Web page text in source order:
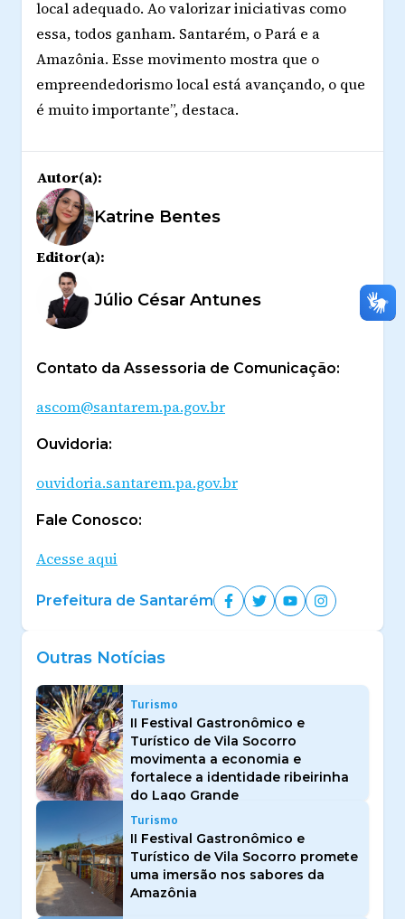
local adequado. Ao valorizar iniciativas como
essa, todos ganham. Santarém, o Pará e a
Amazônia. Esse movimento mostra que o
empreendedorismo local está avançando, o que
é muito importante”, destaca.
Autor(a):
Katrine Bentes
Editor(a):
Júlio César Antunes
Contato da Assessoria de Comunicação:
ascom@santarem.pa.gov.br
Ouvidoria:
ouvidoria.santarem.pa.gov.br
Fale Conosco:
Acesse aqui
Prefeitura de Santarém
Outras Notícias
Turismo
II Festival Gastronômico e
Turístico de Vila Socorro
movimenta a economia e
fortalece a identidade ribeirinha
do Lago Grande
Turismo
II Festival Gastronômico e
Turístico de Vila Socorro promete
uma imersão nos sabores da
Amazônia